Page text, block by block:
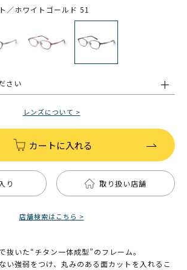
／ホワイトゴールド 51
さい
レンズについて >
カートに入れる
り 取り扱い店舗
店舗検索はこちら >
抜いた“チタン一体成型”のフレーム。
い強弱をつけ、丸みのある面カットを入れるこ